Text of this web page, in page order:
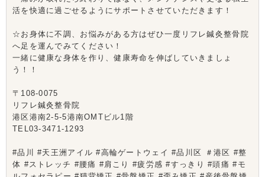
活を快適に過ごせるようにサポートさせていただきます！
☆お身体に不調、お悩みがある方はぜひ一度リフレ鍼灸整骨院
へ足を運んでみてください！
一緒に健康な身体を作り、健康寿命を伸ばしていきましょ
う！！
〒108-0075
リフレ鍼灸整骨院
港区港南2-5-5港南OMTビル1階
TEL03-3471-1293
#品川 #天王洲アイル #高輪ゲートウェイ #品川区 ＃港区 #整
体 #ストレッチ #腰痛 #肩こり #疲労感 #すっきり #頭痛 #モ